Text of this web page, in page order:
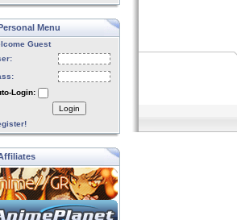
Menu
Guest
Login:
Login